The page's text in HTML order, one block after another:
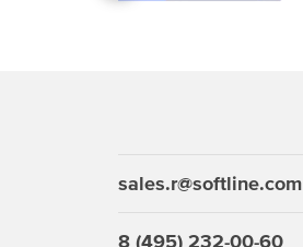
sales.r@softline.com
8 (495) 232-00-60